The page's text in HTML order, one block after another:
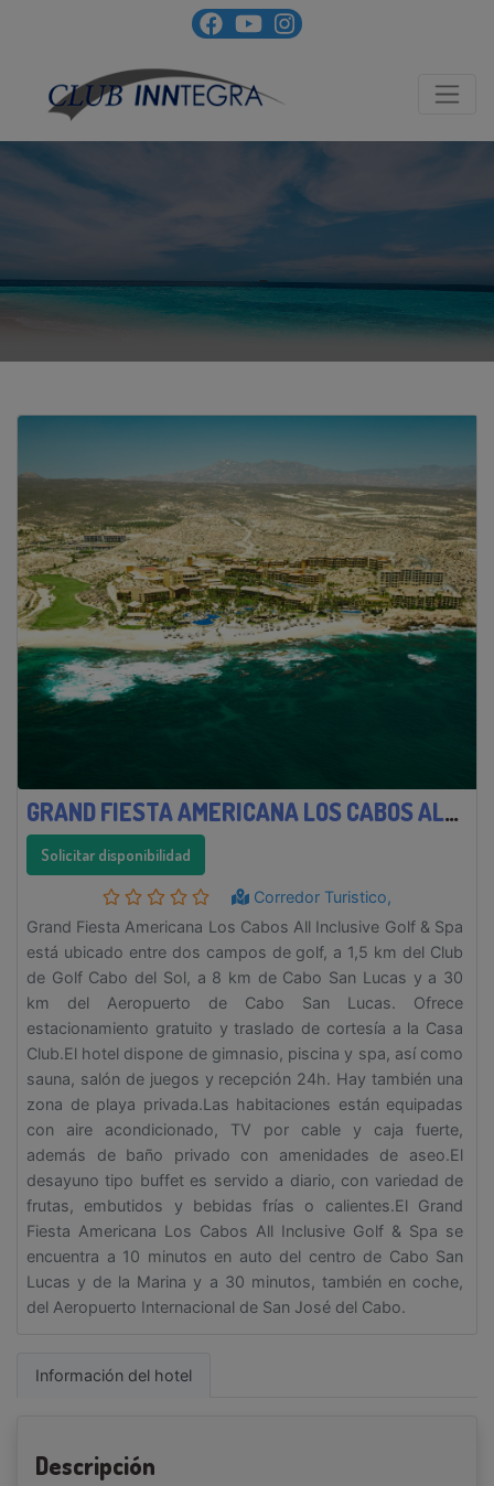
GRAND FIESTA AMERICANA LOS CABOS ALL INCLUSIVE GOLF & SPA
Solicitar disponibilidad
Corredor Turistico,
Grand Fiesta Americana Los Cabos All Inclusive Golf & Spa
está ubicado entre dos campos de golf, a 1,5 km del Club
de Golf Cabo del Sol, a 8 km de Cabo San Lucas y a 30
km del Aeropuerto de Cabo San Lucas. Ofrece
estacionamiento gratuito y traslado de cortesía a la Casa
Club.El hotel dispone de gimnasio, piscina y spa, así como
sauna, salón de juegos y recepción 24h. Hay también una
zona de playa privada.Las habitaciones están equipadas
con aire acondicionado, TV por cable y caja fuerte,
además de baño privado con amenidades de aseo.El
desayuno tipo buffet es servido a diario, con variedad de
frutas, embutidos y bebidas frías o calientes.El Grand
Fiesta Americana Los Cabos All Inclusive Golf & Spa se
encuentra a 10 minutos en auto del centro de Cabo San
Lucas y de la Marina y a 30 minutos, también en coche,
del Aeropuerto Internacional de San José del Cabo.
Información del hotel
Descripción